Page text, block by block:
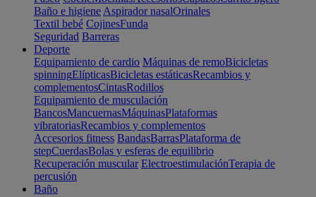
Baño e higiene Aspirador nasalOrinales
Textil bebé CojinesFunda
Seguridad Barreras
Deporte
Equipamiento de cardio Máquinas de remoBicicletas
spinningElípticasBicicletas estáticasRecambios y
complementosCintasRodillos
Equipamiento de musculación
BancosMancuernasMáquinasPlataformas
vibratoriasRecambios y complementos
Accesorios fitness BandasBarrasPlataforma de
stepCuerdasBolas y esferas de equilibrio
Recuperación muscular ElectroestimulaciónTerapia de
percusión
Baño